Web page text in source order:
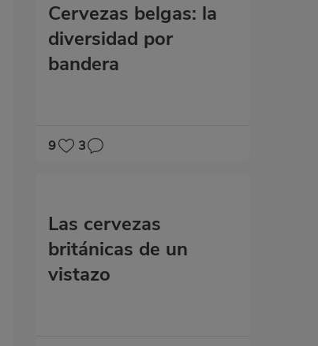
Cervezas belgas: la
diversidad por
bandera
9 3
Las cervezas
británicas de un
vistazo